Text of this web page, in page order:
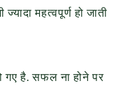
महत्वपूर्ण हो जाती
है. सफल ना होने पर